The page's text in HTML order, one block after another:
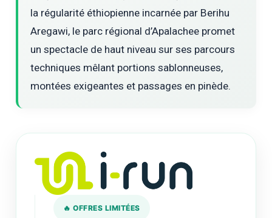
la régularité éthiopienne incarnée par Berihu
Aregawi, le parc régional d’Apalachee promet
un spectacle de haut niveau sur ses parcours
techniques mêlant portions sablonneuses,
montées exigeantes et passages en pinède.
🔥 OFFRES LIMITÉES